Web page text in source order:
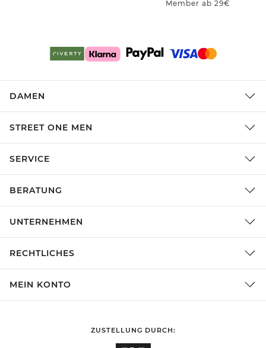
Member ab 29€
DAMEN
STREET ONE MEN
SERVICE
BERATUNG
UNTERNEHMEN
RECHTLICHES
MEIN KONTO
ZUSTELLUNG DURCH: